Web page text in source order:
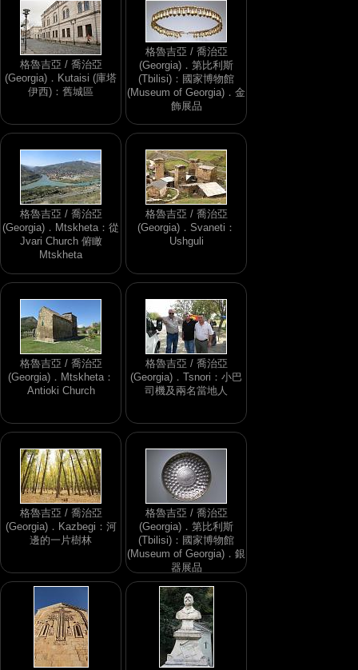
格魯吉亞 / 喬治亞
(Georgia)．Kutaisi (庫塔
伊西)：舊城區
格魯吉亞 / 喬治亞
(Georgia)．第比利斯
(Tbilisi)：國家博物館
(Museum of Georgia)．金
飾展品
格魯吉亞 / 喬治亞
(Georgia)．Mtskheta：從
Jvari Church 俯瞰
Mtskheta
格魯吉亞 / 喬治亞
(Georgia)．Svaneti：
Ushguli
格魯吉亞 / 喬治亞
(Georgia)．Mtskheta：
Antioki Church
格魯吉亞 / 喬治亞
(Georgia)．Tsnori：小巴
司機及兩名當地人
格魯吉亞 / 喬治亞
(Georgia)．Kazbegi：河
邊的一片樹林
格魯吉亞 / 喬治亞
(Georgia)．第比利斯
(Tbilisi)：國家博物館
(Museum of Georgia)．銀
器展品